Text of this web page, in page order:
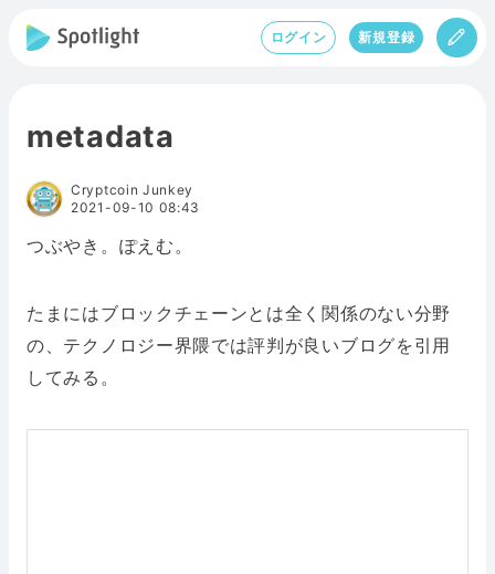
ログイン 新規登録
metadata
Cryptcoin Junkey
2021-09-10 08:43
つぶやき。ぽえむ。
たまにはブロックチェーンとは全く関係のない分野
の、テクノロジー界隈では評判が良いブログを引用
してみる。